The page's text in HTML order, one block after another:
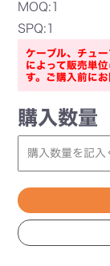
MOQ:1
SPQ:1
ケーブル、チュ
によって販売単
す。ご購入前に
購入数量